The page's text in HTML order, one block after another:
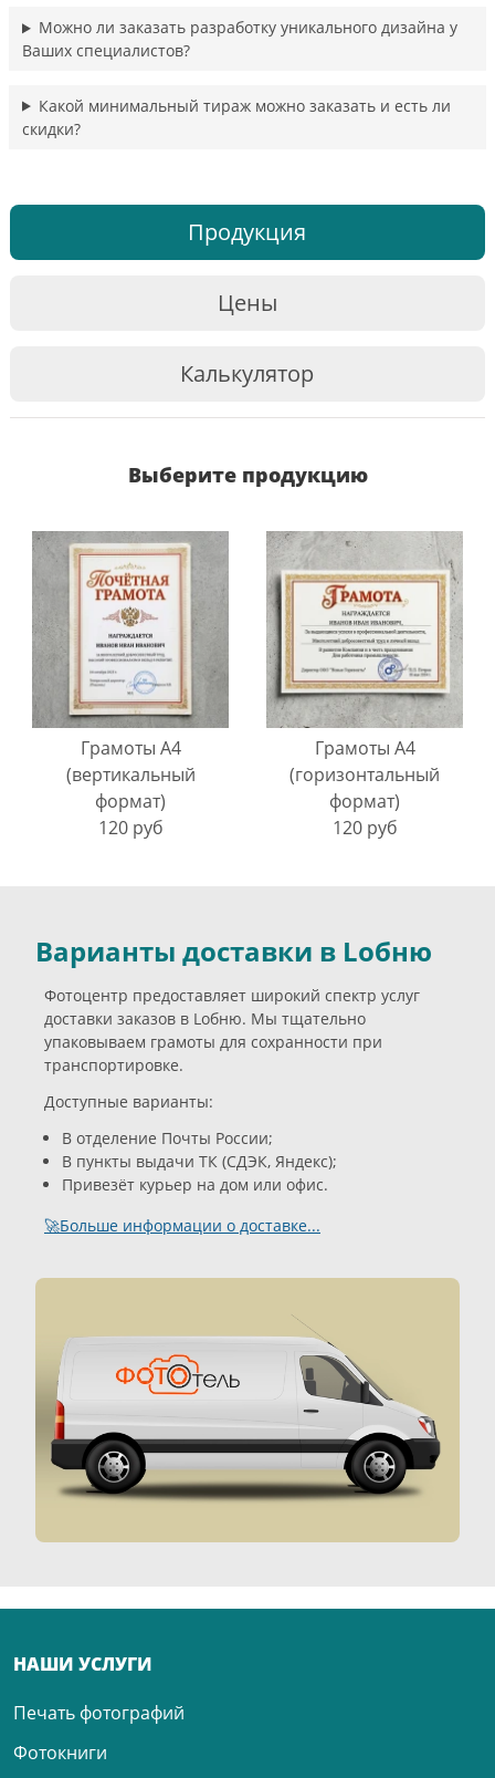
Можно ли заказать разработку уникального дизайна у
Ваших специалистов?
Какой минимальный тираж можно заказать и есть ли
скидки?
Продукция
Цены
Калькулятор
Выберите продукцию
Грамоты A4
(вертикальный
формат)
120 руб
Грамоты A4
(горизонтальный
формат)
120 руб
Варианты доставки в Lобню
Фотоцентр предоставляет широкий спектр услуг
доставки заказов в Lобню. Мы тщательно
упаковываем грамоты для сохранности при
транспортировке.
Доступные варианты:
В отделение Почты России;
В пункты выдачи ТК (СДЭК, Яндекс);
Привезёт курьер на дом или офис.
🚀Больше информации о доставке...
НАШИ УСЛУГИ
Печать фотографий
Фотокниги